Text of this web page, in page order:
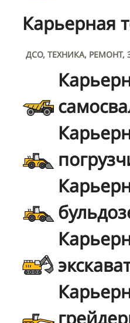
Карьерная
ДСО, ТЕХНИКА, РЕМОНТ,